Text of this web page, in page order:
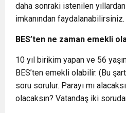
daha sonraki istenilen
imkanından faydalanabilirsiniz.
BES’ten ne zaman emekli
10 yıl birikim yapan ve 56
BES’ten emekli olabilir. (Bu
soru sorulur. Parayı mı
olacaksın? Vatandaş iki